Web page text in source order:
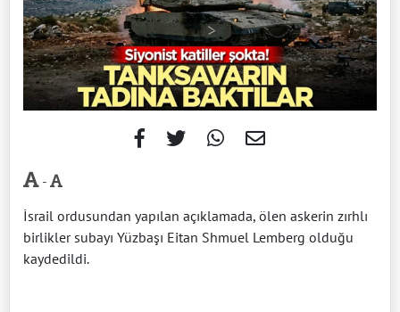
-
İsrail ordusundan yapılan açıklamada, ölen askerin zırhlı
birlikler subayı Yüzbaşı Eitan Shmuel Lemberg olduğu
kaydedildi.